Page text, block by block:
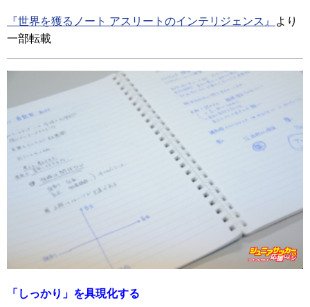
『世界を獲るノート アスリートのインテリジェンス』
より
一部転載
「しっかり」を具現化する